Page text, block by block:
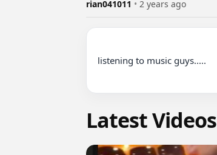
rian041011 • 2 years ago
listening to music guys.....
Latest Videos